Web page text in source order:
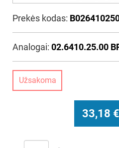
Prekės kodas:
Analogai: 02.6410.25.00
Užsakoma
33,18 €